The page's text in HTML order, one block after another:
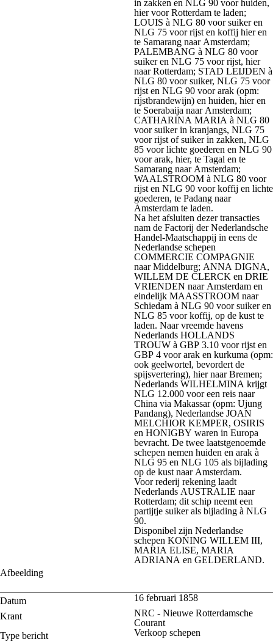
in zakken en NLG 90 voor huiden,
hier voor Rotterdam te laden;
LOUIS à NLG 80 voor suiker en
NLG 75 voor rijst en koffij hier en
te Samarang naar Amsterdam;
PALEMBANG à NLG 80 voor
suiker en NLG 75 voor rijst, hier
naar Rotterdam; STAD LEIJDEN à
NLG 80 voor suiker, NLG 75 voor
rijst en NLG 90 voor arak (opm:
rijstbrandewijn) en huiden, hier en
te Soerabaija naar Amsterdam;
CATHARINA MARIA à NLG 80
voor suiker in kranjangs, NLG 75
voor rijst of suiker in zakken, NLG
85 voor lichte goederen en NLG 90
voor arak, hier, te Tagal en te
Samarang naar Amsterdam;
WAALSTROOM à NLG 80 voor
rijst en NLG 90 voor koffij en lichte
goederen, te Padang naar
Amsterdam te laden.
Na het afsluiten dezer transacties
nam de Factorij der Nederlandsche
Handel-Maatschappij in eens de
Nederlandse schepen
COMMERCIE COMPAGNIE
naar Middelburg; ANNA DIGNA,
WILLEM DE CLERCK en DRIE
VRIENDEN naar Amsterdam en
eindelijk MAASSTROOM naar
Schiedam à NLG 90 voor suiker en
NLG 85 voor koffij, op de kust te
laden. Naar vreemde havens
Nederlands HOLLANDS
TROUW à GBP 3.10 voor rijst en
GBP 4 voor arak en kurkuma (opm:
ook geelwortel, bevordert de
spijsvertering), hier naar Bremen;
Nederlands WILHELMINA krijgt
NLG 12.000 voor een reis naar
China via Makassar (opm: Ujung
Pandang), Nederlandse JOAN
MELCHIOR KEMPER, OSIRIS
en HONIGBY waren in Europa
bevracht. De twee laatstgenoemde
schepen nemen huiden en arak à
NLG 95 en NLG 105 als bijlading
op de kust naar Amsterdam.
Voor rederij rekening laadt
Nederlands AUSTRALIE naar
Rotterdam; dit schip neemt een
partijtje suiker als bijlading à NLG
90.
Disponibel zijn Nederlandse
schepen KONING WILLEM III,
MARIA ELISE, MARIA
ADRIANA en GELDERLAND.
Afbeelding
Datum
16 februari 1858
Krant
NRC - Nieuwe Rotterdamsche
Courant
Type bericht
Verkoop schepen